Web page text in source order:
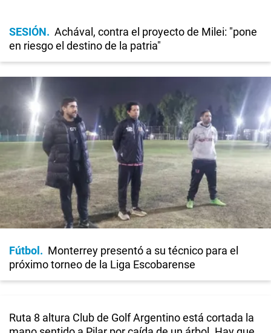
SESIÓN
Achával, contra el proyecto de Milei: "pone
en riesgo el destino de la patria"
Fútbol
Monterrey presentó a su técnico para el
próximo torneo de la Liga Escobarense
Ruta 8 altura Club de Golf Argentino está cortada la